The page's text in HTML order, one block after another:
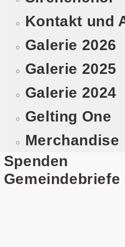
Kontakt und
Galerie 2026
Galerie 2025
Galerie 2024
Gelting One
Merchandise
Spenden
Gemeindebriefe